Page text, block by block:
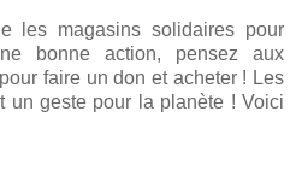
les magasins solidaires pour
bonne action, pensez aux
faire un don et acheter ! Les
un geste pour la planète ! Voici